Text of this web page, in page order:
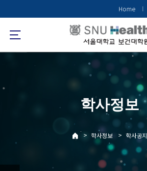
로
메
Home
학사정보
> 학사정보 > 학사공지